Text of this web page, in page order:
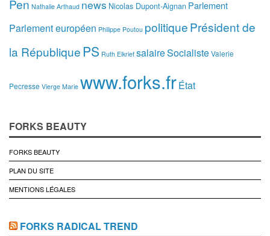
Pen Nathalie Arthaud news Nicolas Dupont-Aignan Parlement
Parlement européen Philippe Poutou politiquePrésident de
la République PS Ruth Elkrief salaireSocialisteValerie
Pecresse Vierge Marie www.forks.frÉtat
FORKS BEAUTY
FORKS BEAUTY
PLAN DU SITE
MENTIONS LÉGALES
FORKS RADICAL TREND